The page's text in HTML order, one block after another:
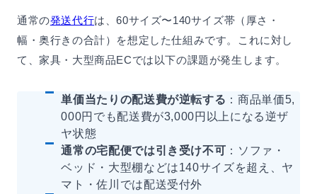
通常の発送代行は、60サイズ〜140サイズ帯（厚さ・
幅・奥行きの合計）を想定した仕組みです。これに対し
て、家具・大型商品ECでは以下の課題が発生します。
単価当たりの配送費が逆転する ：商品単価5,
000円でも配送費が3,000円以上になる逆ザ
ヤ状態
通常の宅配便では引き受け不可 ：ソファ・
ベッド・大型棚などは140サイズを超え、ヤ
マト・佐川では配送受付外